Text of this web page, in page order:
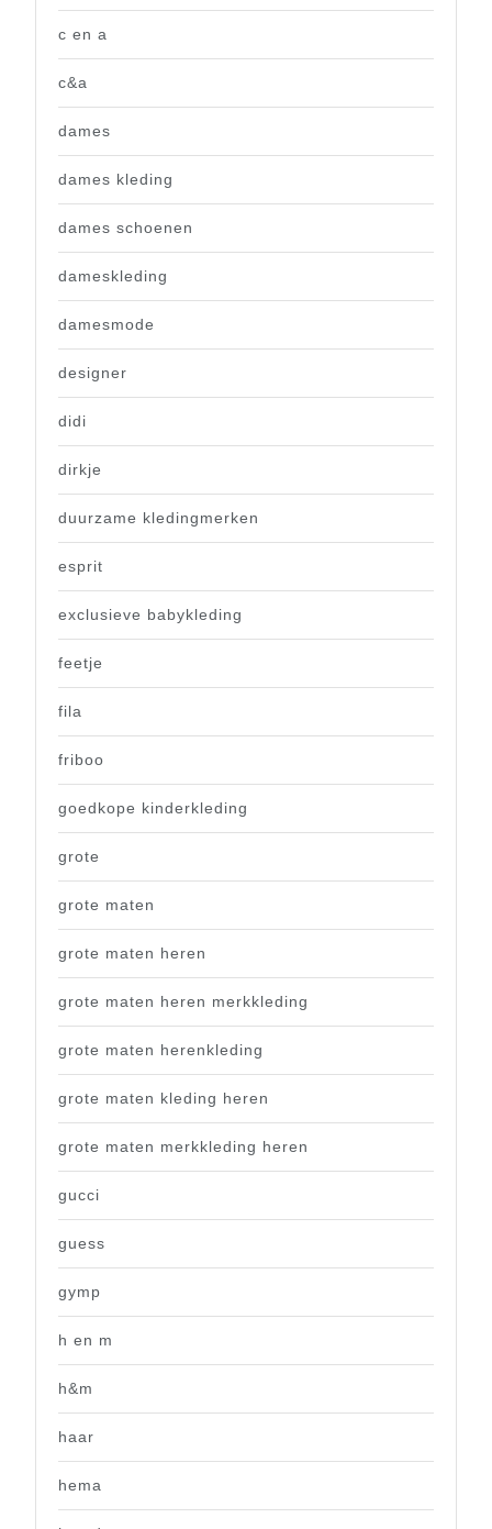
c en a
c&a
dames
dames kleding
dames schoenen
dameskleding
damesmode
designer
didi
dirkje
duurzame kledingmerken
esprit
exclusieve babykleding
feetje
fila
friboo
goedkope kinderkleding
grote
grote maten
grote maten heren
grote maten heren merkkleding
grote maten herenkleding
grote maten kleding heren
grote maten merkkleding heren
gucci
guess
gymp
h en m
h&m
haar
hema